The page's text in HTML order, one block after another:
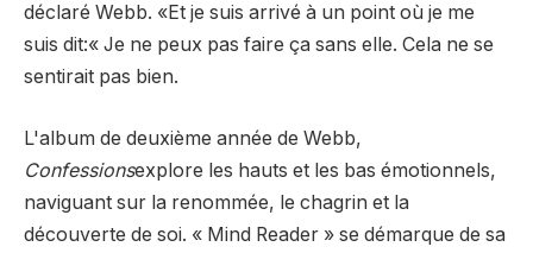
déclaré Webb. «Et je suis arrivé à un point où je me
suis dit:« Je ne peux pas faire ça sans elle. Cela ne se
sentirait pas bien.
L'album de deuxième année de Webb,
Confessionsexplore les hauts et les bas émotionnels,
naviguant sur la renommée, le chagrin et la
découverte de soi. « Mind Reader » se démarque de sa